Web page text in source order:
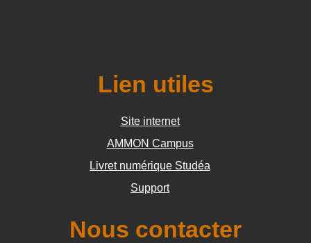
Lien utiles
Site internet
AMMON Campus
Livret numérique Studéa
Support
Nous contacter